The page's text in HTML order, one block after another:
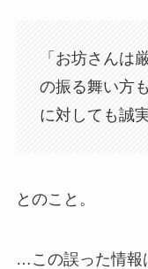
「お坊さんは
の振る舞い方
に対しても誠
とのこと。
…この誤った情報